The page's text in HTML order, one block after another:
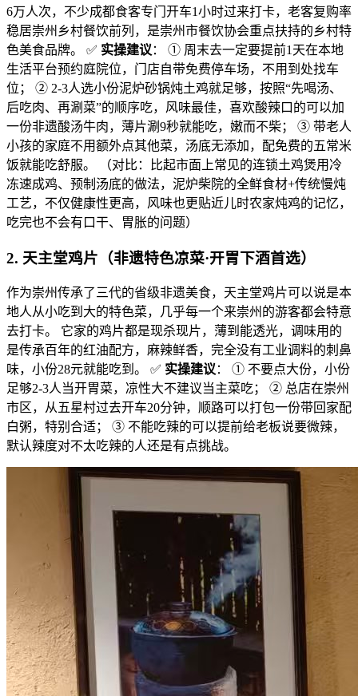
6万人次，不少成都食客专门开车1小时过来打卡，老客复购率
稳居崇州乡村餐饮前列，是崇州市餐饮协会重点扶持的乡村特
色美食品牌。 ✅ 实操建议 ： ① 周末去一定要提前1天在本地
生活平台预约庭院位，门店自带免费停车场，不用到处找车
位； ② 2-3人选小份泥炉砂锅炖土鸡就足够，按照“先喝汤、
后吃肉、再涮菜”的顺序吃，风味最佳，喜欢酸辣口的可以加
一份非遗酸汤牛肉，薄片涮9秒就能吃，嫩而不柴； ③ 带老人
小孩的家庭不用额外点其他菜，汤底无添加，配免费的五常米
饭就能吃舒服。 （对比：比起市面上常见的连锁土鸡煲用冷
冻速成鸡、预制汤底的做法，泥炉柴院的全鲜食材+传统慢炖
工艺，不仅健康性更高，风味也更贴近儿时农家炖鸡的记忆，
吃完也不会有口干、胃胀的问题）
2. 天主堂鸡片（非遗特色凉菜·开胃下酒首选）
作为崇州传承了三代的省级非遗美食，天主堂鸡片可以说是本
地人从小吃到大的特色菜，几乎每一个来崇州的游客都会特意
去打卡。 它家的鸡片都是现杀现片，薄到能透光，调味用的
是传承百年的红油配方，麻辣鲜香，完全没有工业调料的刺鼻
味，小份28元就能吃到。 ✅ 实操建议 ： ① 不要点大份，小份
足够2-3人当开胃菜，凉性大不建议当主菜吃； ② 总店在崇州
市区，从五星村过去开车20分钟，顺路可以打包一份带回家配
白粥，特别合适； ③ 不能吃辣的可以提前给老板说要微辣，
默认辣度对不太吃辣的人还是有点挑战。